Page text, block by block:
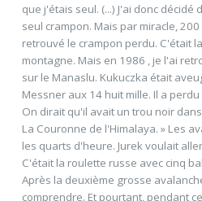
que j'étais seul. (...) J'ai donc décidé
seul crampon. Mais par miracle,
retrouvé le crampon perdu. C'était
montagne. Mais en 1986 , je l'ai
sur le Manaslu. Kukuczka était
Messner aux 14 huit mille. Il a
On dirait qu'il avait un trou noir
La Couronne de l'Himalaya. » Les
les quarts d'heure. Jurek voulait
C'était la roulette russe avec cinq
Après la deuxième grosse
comprendre. Et pourtant, pendant